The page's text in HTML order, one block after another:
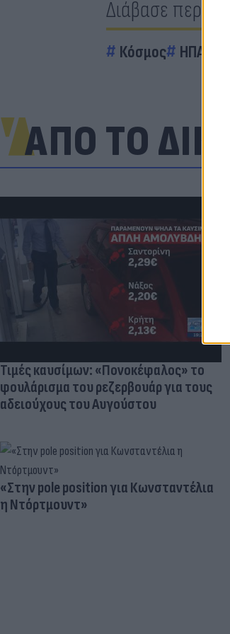
Διάβασε
Κόσμος ΗΠΑ
ΑΠΟ ΤΟ
Τιμές καυσίμων: «Πονοκέφαλος» το
φουλάρισμα του ρεζερβουάρ για τους
αδειούχους του Αυγούστου
«Στην pole position για Κωνσταντέλια
η Ντόρτμουντ»